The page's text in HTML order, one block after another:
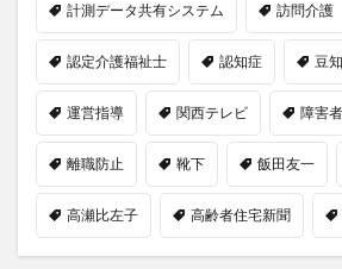
計測データ共有システム 訪問介護
認定介護福祉士 認知症 豆
運営指導 関西テレビ 障害
離職防止 靴下 飯田友一
高瀬比左子 高齢者住宅新聞